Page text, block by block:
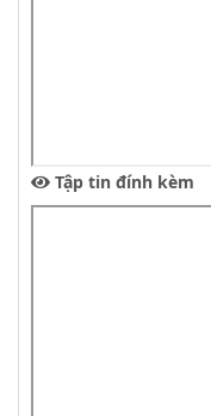
Tập tin đính kèm